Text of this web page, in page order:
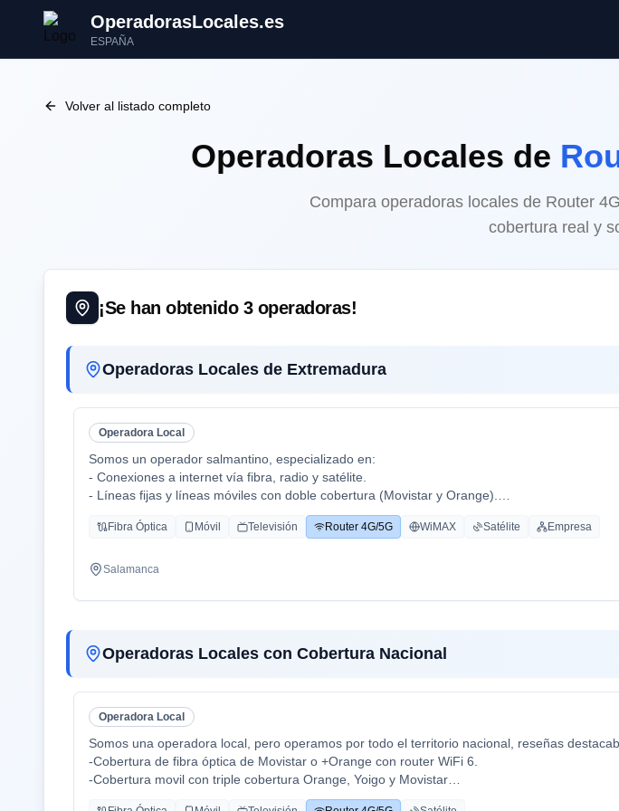
OperadorasLocales.es
ESPAÑA
Volver al listado completo
Operadoras Locales de
Compara operadoras locales de Router
cobertura real y
¡Se han obtenido 3operadoras!
Operadoras Locales de Extremadura
Operadora Local
Somos un operador salmantino, especializado en:
- Conexiones a internet vía fibra, radio y satélite.
- Líneas fijas y líneas móviles con doble cobertura (Movistar y Orange).
- Ciberseguridad.
Fibra Óptica Móvil Televisión Router 4G/5G WiMAX Satélite Empresa
Salamanca
Operadoras Locales con Cobertura Nacional
Operadora Local
Somos una operadora local, pero operamos por todo el territorio nacional, reseñas
-Cobertura de fibra óptica de Movistar o +Orange con router WiFi 6.
-Cobertura movil con triple cobertura Orange, Yoigo y Movistar
-TV con todo el deporte o con toda la plataformas de cine y series como Netflix, HBO,